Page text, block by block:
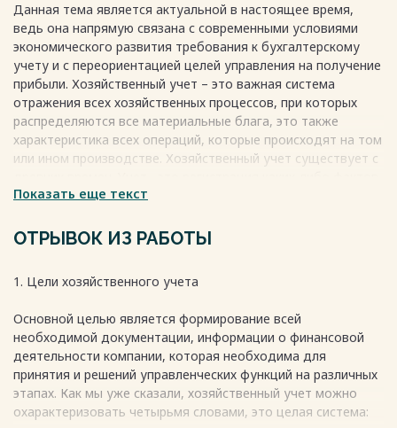
Данная тема является актуальной в настоящее время,
ведь она напрямую связана с современными условиями
экономического развития требования к бухгалтерскому
учету и с переориентацией целей управления на получение
прибыли. Хозяйственный учет – это важная система
отражения всех хозяйственных процессов, при которых
распределяются все материальные блага, это также
характеристика всех операций, которые происходят на том
или ином производстве. Хозяйственный учет существует с
Он необходим нам для изучения сведений о снабжении,
информация о расходах и доходах компании является
словами:
2. Измерение
3. Регистрация
4. Систематизация
Предметом данной работы является процесс
хозяйственной деятельности на предприятии.
Цель данного реферата – это характеристика
Показать еще текст
ОТРЫВОК ИЗ РАБОТЫ
1. Цели хозяйственного учета
Основной целью является формирование всей
необходимой документации, информации о финансовой
деятельности компании, которая необходима для
принятия и решений управленческих функций на различных
этапах. Как мы уже сказали, хозяйственный учет можно
охарактеризовать четырьмя словами, это целая система: